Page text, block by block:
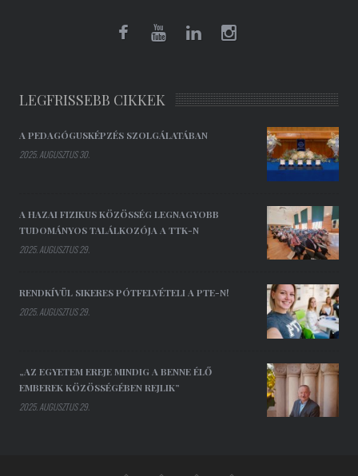
LEGFRISSEBB CIKKEK
A PEDAGÓGUSKÉPZÉS SZOLGÁLATÁBAN
2025. AUGUSZTUS 30.
A HAZAI FIZIKUS KÖZÖSSÉG LEGNAGYOBB
TUDOMÁNYOS TALÁLKOZÓJA A TTK-N
2025. AUGUSZTUS 29.
RENDKÍVÜL SIKERES PÓTFELVÉTELI A PTE-N!
2025. AUGUSZTUS 29.
„AZ EGYETEM EREJE MINDIG A BENNE ÉLŐ
EMBEREK KÖZÖSSÉGÉBEN REJLIK”
2025. AUGUSZTUS 29.